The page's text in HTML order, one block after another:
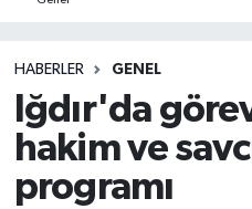
HABERLER GENEL
Iğdır'da
hakim ve
programı
Son Dakika Haberleri
Haber Arşivi